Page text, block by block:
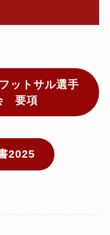
ットサル選手
要項
2025